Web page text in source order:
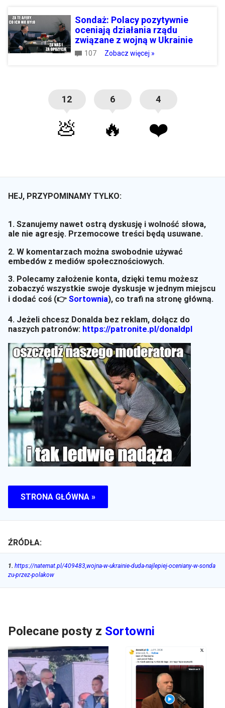
Sondaż: Polacy pozytywnie
oceniają działania rządu
związane z wojną w Ukrainie
107 Zobacz więcej »
12
💩
6
🔥
4
❤️
HEJ, PRZYPOMINAMY TYLKO:
1. Szanujemy nawet ostrą dyskusję i wolność słowa,
ale nie agresję. Przemocowe treści będą usuwane.
2. W komentarzach można swobodnie używać
embedów z mediów społecznościowych.
3. Polecamy założenie konta, dzięki temu możesz
zobaczyć wszystkie swoje dyskusje w jednym miejscu
i dodać coś (👉 Sortownia), co trafi na stronę główną.
4. Jeżeli chcesz Donalda bez reklam, dołącz do
naszych patronów: https://patronite.pl/donaldpl
STRONA GŁÓWNA »
ŹRÓDŁA:
1. https://natemat.pl/409483,wojna-w-ukrainie-duda-najlepiej-oceniany-w-sonda
zu-przez-polakow
Polecane posty z Sortowni